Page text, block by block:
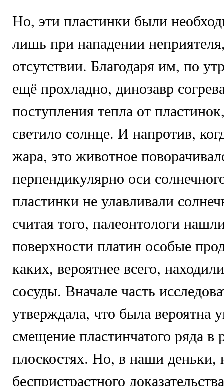
Но, эти пластинки были
лишь при нападении
отсутствии. Благодаря им, по
ещё прохладно, динозавр
поступления тепла от
светило солнце. И напротив,
жара, это животное
перпендикулярно оси
пластинки не улавливали
считая того, палеонтологи
поверхности платин особые
каких, вероятнее всего,
сосуды. Вначале часть
утверждала, что была вероятна
смещение пластинчатого ряда в
плоскостях. Но, в наши деньки,
беспристрастного